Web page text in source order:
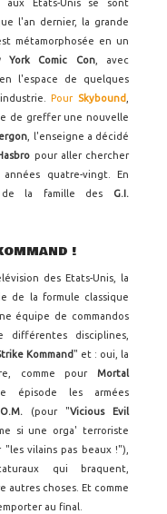
Etats-Unis se sont
l'an dernier, la grande
métamorphosée en un
York Comic Con, avec
l'espace de quelques
Pour Skybound
de greffer une nouvelle
, l'enseigne a décidé
pour aller chercher
quatre-vingt. En
de la famille des G.I.
!
des Etats-Unis, la
de la formule classique
équipe de commandos
différentes disciplines,
Kommand " et : oui, la
comme pour Mortal
épisode les armées
(pour "Vicious Evil
si une orga' terroriste
vilains pas beaux !"),
qui braquent,
choses. Et comme
au final.